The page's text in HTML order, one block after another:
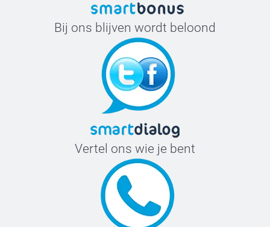
Bij ons blijven wordt beloond
Vertel ons wie je bent